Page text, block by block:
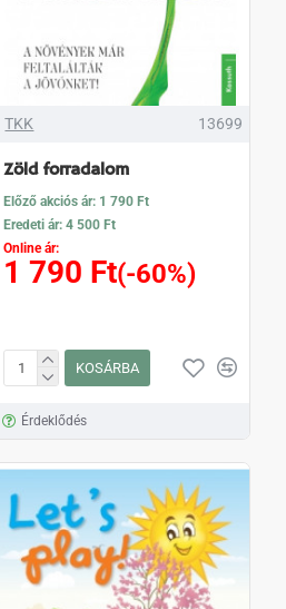
TKK 13699
Zöld forradalom
Előző akciós ár: 1 790 Ft
Eredeti ár: 4 500 Ft
Online ár:
1 790 Ft(-60%)
KOSÁRBA
Érdeklődés